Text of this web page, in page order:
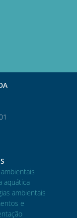
aquática
ambientais
e